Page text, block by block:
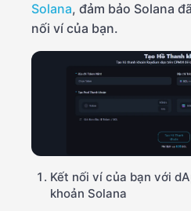
Solana, đảm bảo Solana
nối ví của bạn.
Kết nối ví của bạn với
khoản Solana